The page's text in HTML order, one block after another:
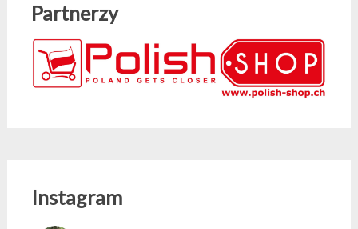
Partnerzy
Instagram